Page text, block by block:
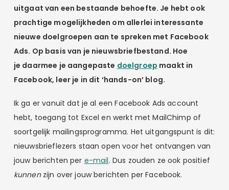
uitgaat van een bestaande behoefte. Je hebt ook
prachtige mogelijkheden om allerlei interessante
nieuwe doelgroepen aan te spreken met Facebook
Ads. Op basis van je nieuwsbriefbestand. Hoe
je daarmee je aangepaste doelgroep maakt in
Facebook, leer je in dit ‘hands-on’ blog.
Ik ga er vanuit dat je al een Facebook Ads account
hebt, toegang tot Excel en werkt met MailChimp of
soortgelijk mailingsprogramma. Het uitgangspunt is dit:
nieuwsbrieflezers staan open voor het ontvangen van
jouw berichten per e-mail. Dus zouden ze ook positief
kunnenzijn over jouw berichten per Facebook.